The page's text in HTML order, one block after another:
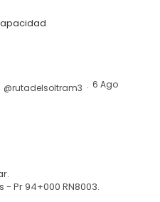
@rutadelsoltram3 · 6 Ago
Pr 94+000 RN8003.